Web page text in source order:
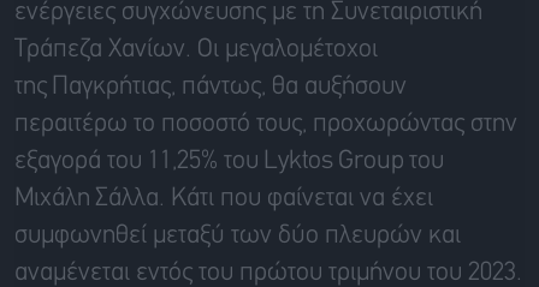
ενέργειες συγχώνευσης με τη Συνεταιριστική
Τράπεζα Χανίων. Οι μεγαλομέτοχοι
της
Παγκρήτιας, πάντως, θα αυξήσουν
περαιτέρω το ποσοστό τους, προχωρώντας στην
εξαγορά του 11,25% του Lyktos Group του
Μιχάλη Σάλλα. Κάτι που φαίνεται να έχει
συμφωνηθεί μεταξύ των δύο πλευρών και
αναμένεται εντός του πρώτου τριμήνου του 2023.